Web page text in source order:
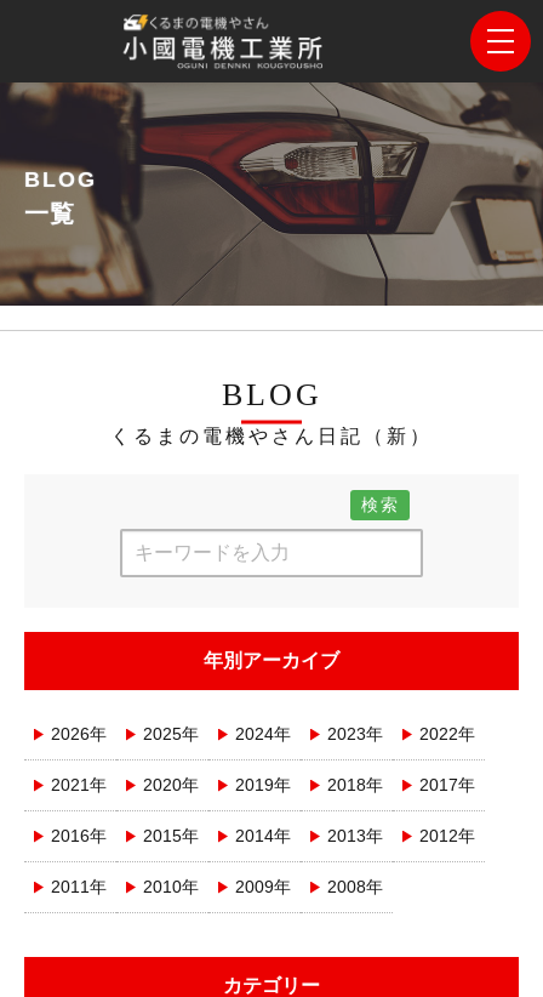
BLOG
一覧
BLOG
くるまの電機やさん日記（新）
検索
年別アーカイブ
2026年 2025年 2024年 2023年 2022年
2021年 2020年 2019年 2018年 2017年
2016年 2015年 2014年 2013年 2012年
2011年 2010年 2009年 2008年
カテゴリー